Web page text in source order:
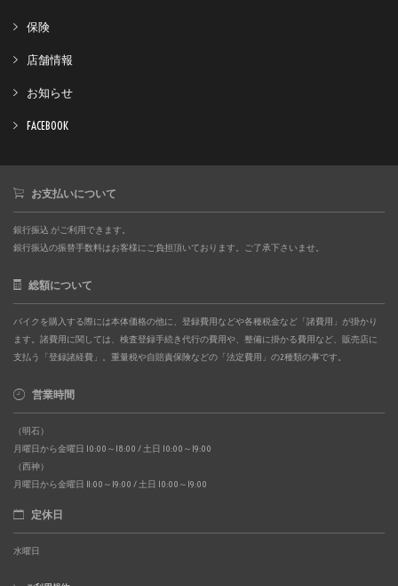
保険
店舗情報
お知らせ
FACEBOOK
お支払いについて
銀行振込 がご利用できます。
銀行振込の振替手数料はお客様にご負担頂いております。ご了承下さいませ。
総額について
バイクを購入する際には本体価格の他に、登録費用などや各種税金など「諸費用」が掛かり
ます。諸費用に関しては、検査登録手続き代行の費用や、整備に掛かる費用など、販売店に
支払う「登録諸経費」。重量税や自賠責保険などの「法定費用」の2種類の事です。
営業時間
（明石）
月曜日から金曜日 10:00～18:00 / 土日 10:00～19:00
（西神）
月曜日から金曜日 11:00～19:00 / 土日 10:00～19:00
定休日
水曜日